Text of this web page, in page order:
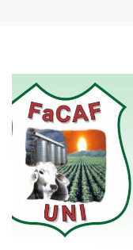
II
Concurso
Profesor
de
Evaluación